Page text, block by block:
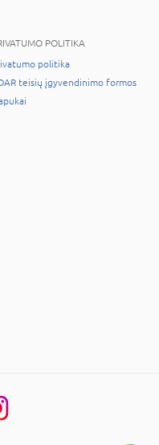
POLITIKA
politika
teisių įgyvendinimo formos